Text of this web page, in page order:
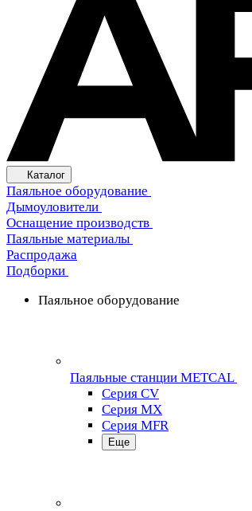
Каталог
Паяльное оборудование
Дымоуловители
Оснащение производств
Паяльные материалы
Распродажа
Подборки
Паяльное оборудование
Паяльные станции METCAL
Серия CV
Серия MX
Серия MFR
Еще